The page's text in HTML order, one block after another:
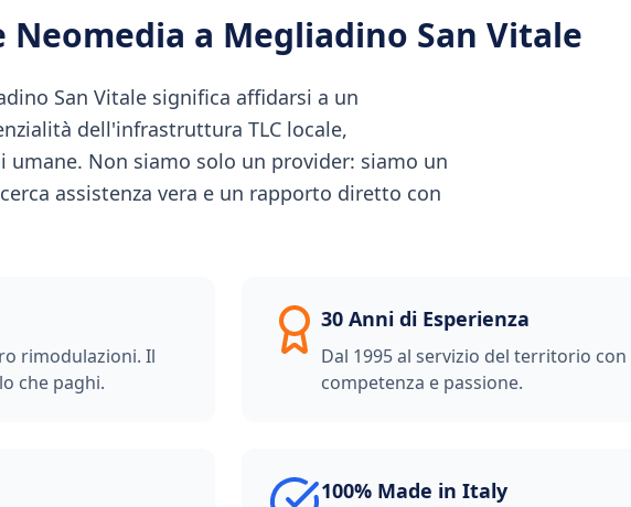
Neomedia a Megliadino San Vitale
San Vitale significa affidarsi a un
dell'infrastruttura TLC locale,
umane. Non siamo solo un provider: siamo un
assistenza vera e un rapporto diretto con
rimodulazioni. Il
che paghi.
30 Anni di Esperienza
Dal 1995 al servizio del territorio con
competenza e passione.
100% Made in Italy